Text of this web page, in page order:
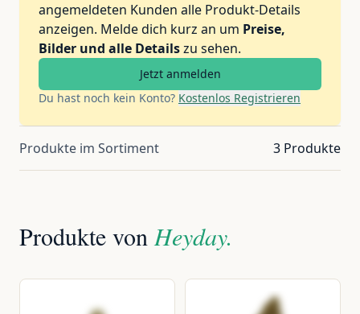
angemeldeten Kunden alle Produkt-Details
anzeigen. Melde dich kurz an um Preise,
Bilder und alle Detailszu sehen.
Jetzt anmelden
Du hast noch kein Konto? Kostenlos Registrieren
Produkte im Sortiment 3 Produkte
Produkte vonHeyday.